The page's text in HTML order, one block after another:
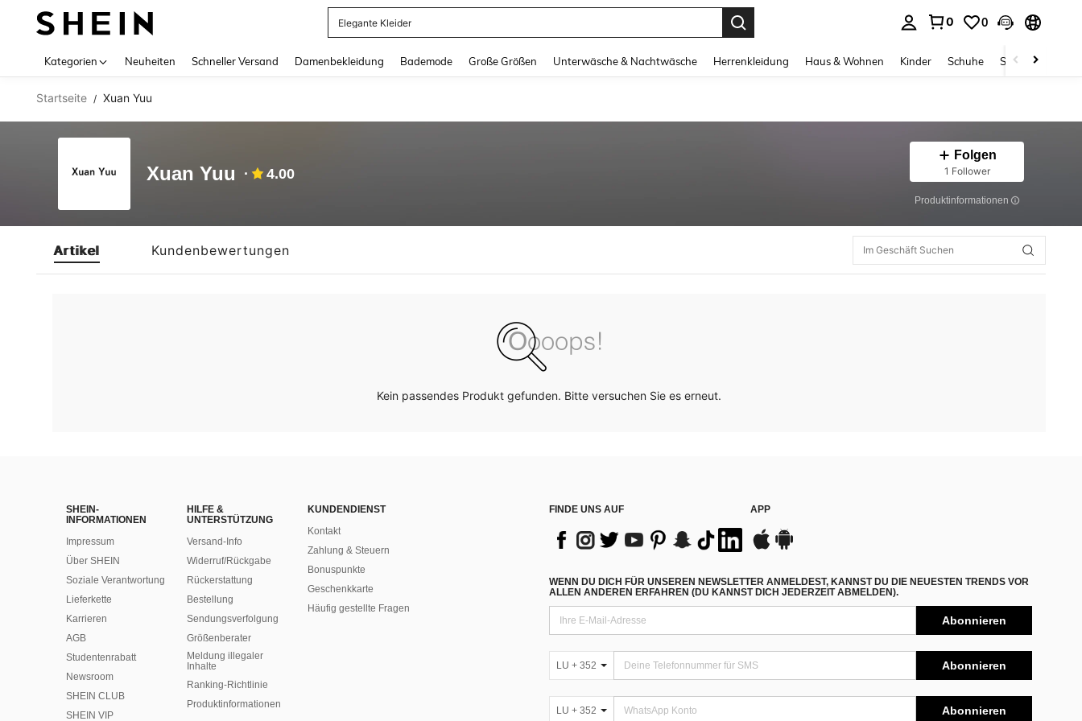
Elegante Kleider
0 0
Kategorien Neuheiten Schneller Versand Damenbekleidung Bademode Große Größen Unterwäsche & Nachtwäsche Herrenkleidung Haus & Wohnen Kinder Schuhe Schmuck &
Startseite / Xuan Yuu
Xuan Yuu 4.00
Folgen
1 Follower
Produktinformationen
Artikel Kundenbewertungen
Kein passendes Produkt gefunden. Bitte versuchen Sie es erneut.
SHEIN-
INFORMATIONEN
Impressum
Über SHEIN
Soziale Verantwortung
Lieferkette
Karrieren
AGB
Studentenrabatt
Newsroom
SHEIN CLUB
SHEIN VIP
HILFE &
UNTERSTÜTZUNG
Versand-Info
Widerruf/Rückgabe
Rückerstattung
Bestellung
Sendungsverfolgung
Größenberater
Meldung illegaler
Inhalte
Ranking-Richtlinie
​Produktinformationen
KUNDENDIENST
Kontakt
Zahlung & Steuern
Bonuspunkte
Geschenkkarte
Häufig gestellte Fragen
FINDE UNS AUF APP
WENN DU DICH FÜR UNSEREN NEWSLETTER ANMELDEST, KANNST DU DIE NEUESTEN TRENDS VOR
ALLEN ANDEREN ERFAHREN (DU KANNST DICH JEDERZEIT ABMELDEN).
Abonnieren
LU + 352 Abonnieren
LU + 352 Abonnieren